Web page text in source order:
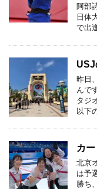
阿部
日体
で出
USJ
昨日
んで
タジ
以下
カ
北京
は予
勝ち